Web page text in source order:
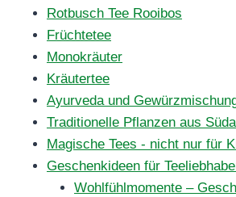
Rotbusch Tee Rooibos
Früchtetee
Monokräuter
Kräutertee
Ayurveda und
Traditionelle Pflanzen aus
Magische Tees - nicht nur für
Geschenkideen für
Wohlfühlmomente –